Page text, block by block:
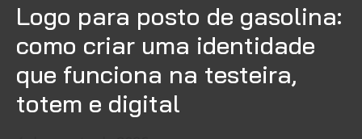
Logo para posto de gasolina:
como criar uma identidade
que funciona na testeira,
totem e digital